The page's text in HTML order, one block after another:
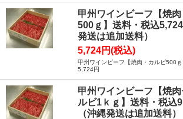
甲州ワインビーフ【焼
500ｇ】送料・税込
発送は追加送料）
5,724円(税込)
甲州ワインビーフ【焼肉・カルビ500
5,724円
甲州ワインビーフ【焼
ルビ1ｋｇ】送料・税込
（沖縄発送は追加送料）